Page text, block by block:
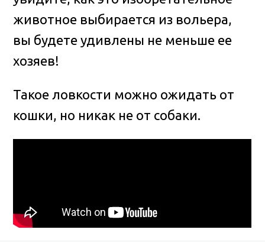
животное выбирается из вольера,
вы будете удивлены не меньше ее
хозяев!
Такое ловкости можно ожидать от
кошки, но никак не от собаки.